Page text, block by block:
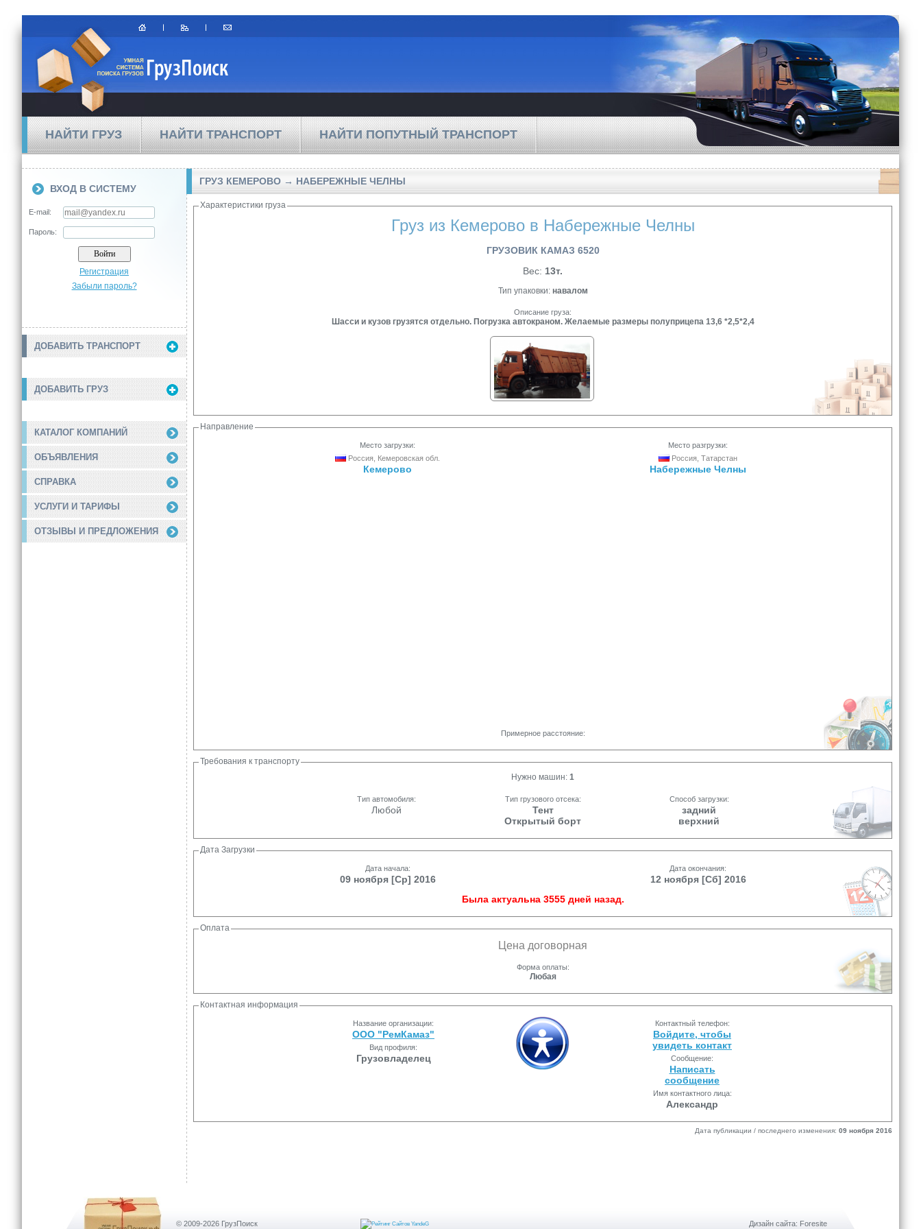
НАЙТИ ГРУЗ НАЙТИ ТРАНСПОРТ НАЙТИ ПОПУТНЫЙ ТРАНСПОРТ
ВХОД В СИСТЕМУ
E-mail:
Пароль:
Регистрация
Забыли пароль?
ДОБАВИТЬ ТРАНСПОРТ
ДОБАВИТЬ ГРУЗ
КАТАЛОГ КОМПАНИЙ
ОБЪЯВЛЕНИЯ
СПРАВКА
УСЛУГИ И ТАРИФЫ
ОТЗЫВЫ И ПРЕДЛОЖЕНИЯ
ГРУЗ КЕМЕРОВО → НАБЕРЕЖНЫЕ ЧЕЛНЫ
Характеристики груза
Груз из Кемерово в Набережные Челны
ГРУЗОВИК КАМАЗ 6520
Вес: 13т.
Тип упаковки: навалом
Описание груза:
Шасси и кузов грузятся отдельно. Погрузка автокраном. Желаемые размеры полуприцепа 13,6 *2,5*2,4
Направление
Место загрузки:
Россия, Кемеровская обл.
Кемерово
Место разгрузки:
Россия, Татарстан
Набережные Челны
Примерное расстояние:
Требования к транспорту
Нужно машин: 1
Тип автомобиля:
Любой
Тип грузового отсека:
Тент
Открытый борт
Способ загрузки:
задний
верхний
Дата Загрузки
Дата начала:
09 ноября [Ср] 2016
Дата окончания:
12 ноября [Сб] 2016
Была актуальна 3555 дней назад.
Оплата
Цена договорная
Форма оплаты:
Любая
Контактная информация
Название организации:
ООО "РемКамаз"
Вид профиля:
Грузовладелец
Контактный телефон:
Войдите, чтобы
увидеть контакт
Сообщение:
Написать
сообщение
Имя контактного лица:
Александр
Дата публикации / последнего изменения: 09 ноября 2016
© 2009-2026 ГрузПоиск Дизайн сайта: Foresite